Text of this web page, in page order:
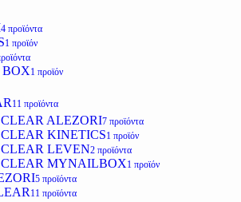
4 προϊόντα
1 προϊόν
1 προϊόν
11 προϊόντα
ALEZORI7 προϊόντα
KINETICS1 προϊόν
LEVEN2 προϊόντα
CLEAR MYNAILBOX1 προϊόν
5 προϊόντα
11 προϊόντα